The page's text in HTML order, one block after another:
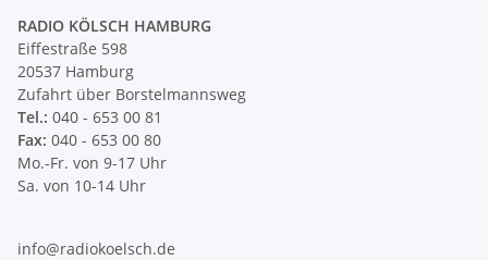
RADIO KÖLSCH HAMBURG
Eiffestraße 598
20537 Hamburg
Zufahrt über Borstelmannsweg
Tel.: 040 - 653 00 81
Fax: 040 - 653 00 80
Mo.-Fr. von 9-17 Uhr
Sa. von 10-14 Uhr
info@radiokoelsch.de